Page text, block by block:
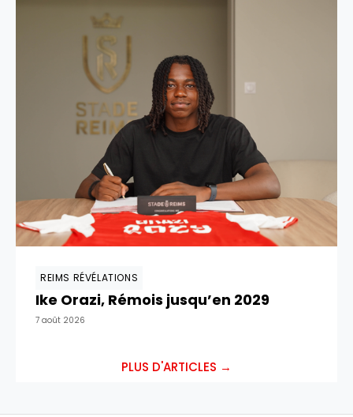
REIMS RÉVÉLATIONS
Ike Orazi, Rémois jusqu’en 2029
7 août 2026
PLUS D'ARTICLES →